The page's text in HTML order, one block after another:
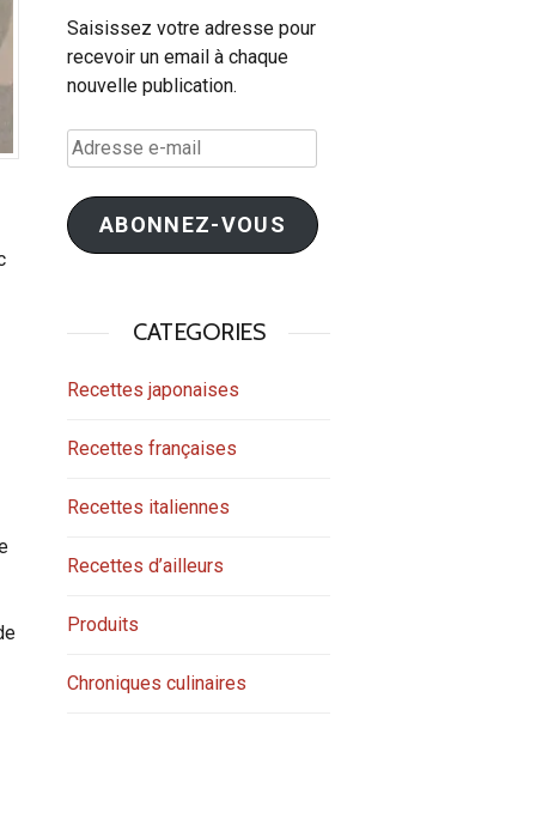
Saisissez votre adresse pour
recevoir un email à chaque
nouvelle publication.
Adresse
e-
mail
ABONNEZ-VOUS
CATEGORIES
Recettes japonaises
Recettes françaises
Recettes italiennes
Recettes d’ailleurs
Produits
Chroniques culinaires